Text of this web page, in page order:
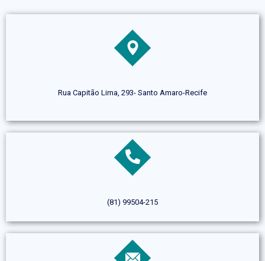
Rua Capitão Lima, 293- Santo Amaro-Recife
(81) 99504-215